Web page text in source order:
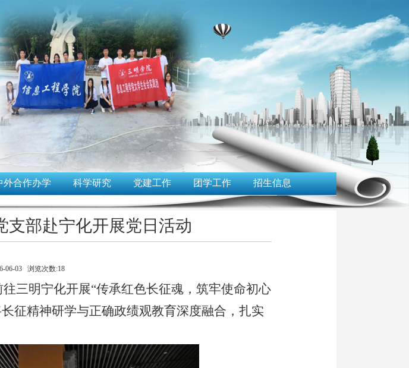
外合作办学 科学研究 党建工作 团学工作
招生信息
支部赴宁化开展党日活动
06-03 浏览次数:18
三明宁化开展“传承红色长征魂，筑牢使命初心
征精神研学与正确政绩观教育深度融合，扎实